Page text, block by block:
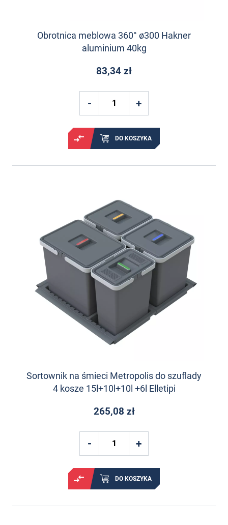
Obrotnica meblowa 360° ø300 Hakner
aluminium 40kg
83,34 zł
DO KOSZYKA
Sortownik na śmieci Metropolis do szuflady
4 kosze 15l+10l+10l +6l Elletipi
265,08 zł
DO KOSZYKA